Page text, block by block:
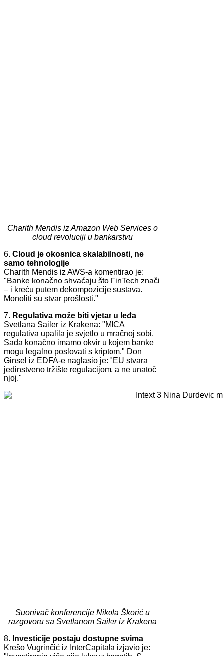
Charith Mendis iz Amazon Web Services o
cloud revoluciji u bankarstvu
6. Cloud je okosnica skalabilnosti, ne
samo tehnologije
Charith Mendis iz AWS-a komentirao je:
"Banke konačno shvaćaju što FinTech znači
– i kreću putem dekompozicije sustava.
Monoliti su stvar prošlosti."
7. Regulativa može biti vjetar u leđa
Svetlana Sailer iz Krakena: "MICA
regulativa upalila je svjetlo u mračnoj sobi.
Sada konačno imamo okvir u kojem banke
mogu legalno poslovati s kriptom." Don
Ginsel iz EDFA-e naglasio je: "EU stvara
jedinstveno tržište regulacijom, a ne unatoč
njoj."
Suonivač konferencije Nikola Škorić u
razgovoru sa Svetlanom Sailer iz Krakena
8. Investicije postaju dostupne svima
Krešo Vugrinčić iz InterCapitala izjavio je: